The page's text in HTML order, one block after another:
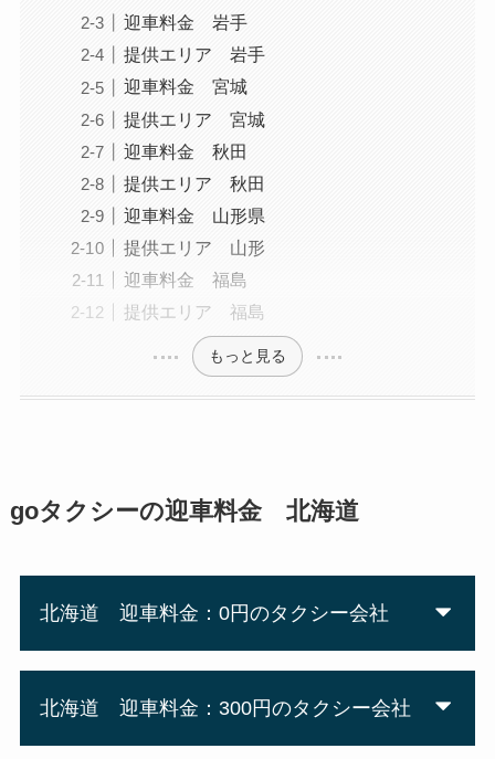
迎車料金 岩手
提供エリア 岩手
迎車料金 宮城
提供エリア 宮城
迎車料金 秋田
提供エリア 秋田
迎車料金 山形県
提供エリア 山形
迎車料金 福島
提供エリア 福島
もっと見る
goタクシーの迎車料金 北海道
北海道 迎車料金：0円のタクシー会社
北海道 迎車料金：300円のタクシー会社